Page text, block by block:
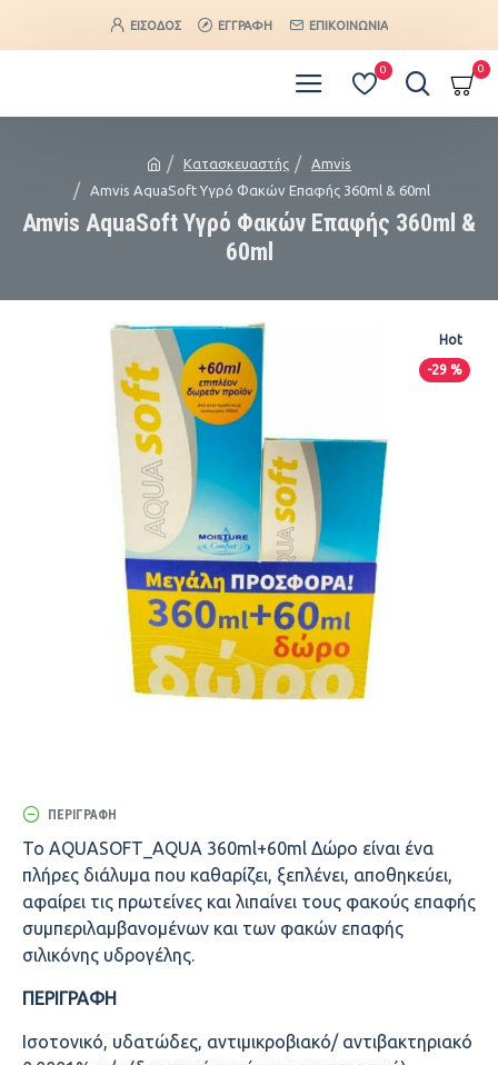
ΕΊΣΟΔΟΣ ΕΓΓΡΑΦΉ ΕΠΙΚΟΙΝΩΝΊΑ
0 0
Κατασκευαστής
Amvis
Amvis AquaSoft Υγρό Φακών Επαφής 360ml & 60ml
Amvis AquaSoft Υγρό Φακών Επαφής 360ml &
60ml
Hot
-29 %
ΠΕΡΙΓΡΑΦΉ
Το AQUASOFT_AQUA 360ml+60ml Δώρο είναι ένα
πλήρες διάλυμα που καθαρίζει, ξεπλένει, αποθηκεύει,
αφαίρει τις πρωτείνες και λιπαίνει τους φακούς επαφής
συμπεριλαμβανομένων και των φακών επαφής
σιλικόνης υδρογέλης.
ΠΕΡΙΓΡΑΦΗ
Ισοτονικό, υδατώδες, αντιμικροβιακό/ αντιβακτηριακό